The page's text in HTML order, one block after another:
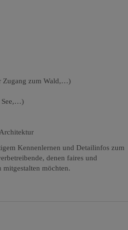
Zugang zum Wald,…)
See,…)
Kennenlernen und Detailinfos zum
denen faires und
möchten.